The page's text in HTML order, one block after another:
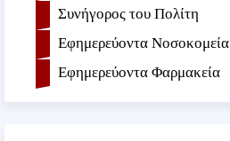
Συνήγορος του Πολίτη
Εφημερεύοντα Νοσοκομεία
Εφημερεύοντα Φαρμακεία